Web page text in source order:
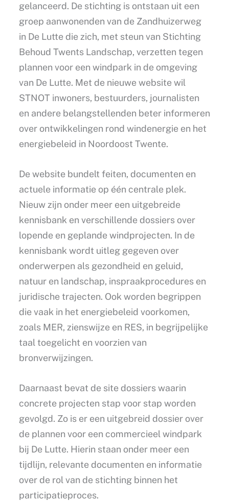
gelanceerd. De stichting is ontstaan uit een
groep aanwonenden van de Zandhuizerweg
in De Lutte die zich, met steun van Stichting
Behoud Twents Landschap, verzetten tegen
plannen voor een windpark in de omgeving
van De Lutte. Met de nieuwe website wil
STNOT inwoners, bestuurders, journalisten
en andere belangstellenden beter informeren
over ontwikkelingen rond windenergie en het
energiebeleid in Noordoost Twente.
De website bundelt feiten, documenten en
actuele informatie op één centrale plek.
Nieuw zijn onder meer een uitgebreide
kennisbank en verschillende dossiers over
lopende en geplande windprojecten. In de
kennisbank wordt uitleg gegeven over
onderwerpen als gezondheid en geluid,
natuur en landschap, inspraakprocedures en
juridische trajecten. Ook worden begrippen
die vaak in het energiebeleid voorkomen,
zoals MER, zienswijze en RES, in begrijpelijke
taal toegelicht en voorzien van
bronverwijzingen.
Daarnaast bevat de site dossiers waarin
concrete projecten stap voor stap worden
gevolgd. Zo is er een uitgebreid dossier over
de plannen voor een commercieel windpark
bij De Lutte. Hierin staan onder meer een
tijdlijn, relevante documenten en informatie
over de rol van de stichting binnen het
participatieproces.